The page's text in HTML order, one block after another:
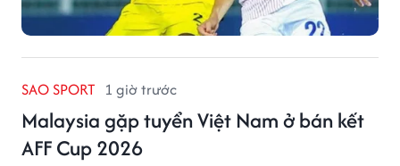
SAO SPORT 1 giờ trước
Malaysia gặp tuyển Việt Nam ở bán kết
AFF Cup 2026